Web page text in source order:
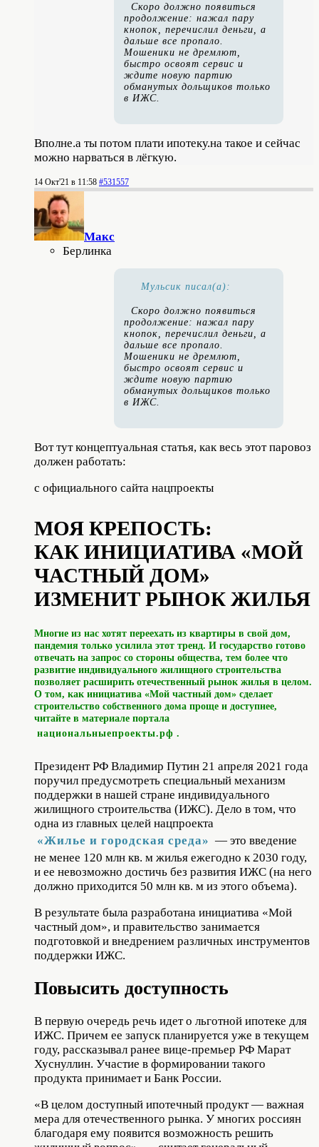
Скоро должно появиться
продолжение: нажал пару
кнопок, перечислил деньги, а
дальше все пропало.
Мошеники не дремлют,
быстро освоят сервис и
ждите новую партию
обманутых дольщиков только
в ИЖС.
Вполне.а ты потом плати ипотеку.на такое и сейчас
можно нарваться в лёгкую.
14 Окт'21 в 11:58 #531557
Макс
Берлинка
Мульсик писал(а):
Скоро должно появиться
продолжение: нажал пару
кнопок, перечислил деньги, а
дальше все пропало.
Мошеники не дремлют,
быстро освоят сервис и
ждите новую партию
обманутых дольщиков только
в ИЖС.
Вот тут концептуальная статья, как весь этот паровоз
должен работать:
с официального сайта нацпроекты
МОЯ КРЕПОСТЬ:
КАК ИНИЦИАТИВА «МОЙ
ЧАСТНЫЙ ДОМ»
ИЗМЕНИТ РЫНОК ЖИЛЬЯ
Многие из нас хотят переехать из квартиры в свой дом,
пандемия только усилила этот тренд. И государство готово
отвечать на запрос со стороны общества, тем более что
развитие индивидуального жилищного строительства
позволяет расширить отечественный рынок жилья в целом.
О том, как инициатива «Мой частный дом» сделает
строительство собственного дома проще и доступнее,
читайте в материале портала
национальныепроекты.рф .
Президент РФ Владимир Путин 21 апреля 2021 года
поручил предусмотреть специальный механизм
поддержки в нашей стране индивидуального
жилищного строительства (ИЖС). Дело в том, что
одна из главных целей нацпроекта
«Жилье и городская среда» — это введение
не менее 120 млн кв. м жилья ежегодно к 2030 году,
и ее невозможно достичь без развития ИЖС (на него
должно приходится 50 млн кв. м из этого объема).
В результате была разработана инициатива «Мой
частный дом», и правительство занимается
подготовкой и внедрением различных инструментов
поддержки ИЖС.
Повысить доступность
В первую очередь речь идет о льготной ипотеке для
ИЖС. Причем ее запуск планируется уже в текущем
году, рассказывал ранее вице-премьер РФ Марат
Хуснуллин. Участие в формировании такого
продукта принимает и Банк России.
«В целом доступный ипотечный продукт — важная
мера для отечественного рынка. У многих россиян
благодаря ему появится возможность решить